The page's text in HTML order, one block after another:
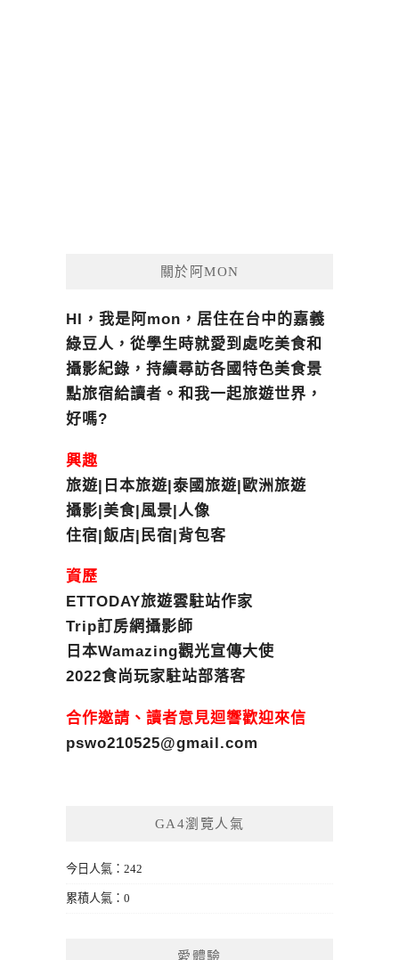
關於阿MON
HI，我是阿mon，居住在台中的嘉義
綠豆人，從學生時就愛到處吃美食和
攝影紀錄，持續尋訪各國特色美食景
點旅宿給讀者。和我一起旅遊世界，
好嗎?
興趣
旅遊|日本旅遊|泰國旅遊|歐洲旅遊
攝影|美食|風景|人像
住宿|飯店|民宿|背包客
資歷
ETTODAY旅遊雲駐站作家
Trip訂房網攝影師
日本Wamazing觀光宣傳大使
2022食尚玩家駐站部落客
合作邀請、讀者意見迴響歡迎來信
pswo210525@gmail.com
GA4瀏覽人氣
今日人氣：242
累積人氣：0
愛體驗